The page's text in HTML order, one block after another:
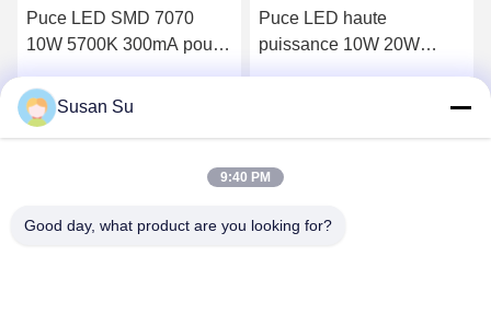
Puce LED SMD 7070
10W 5700K 300mA pour
Puce LED haute
puissance 10W 20W
vue 120°
Susan Su
9:40 PM
Good day, what product are you looking for?